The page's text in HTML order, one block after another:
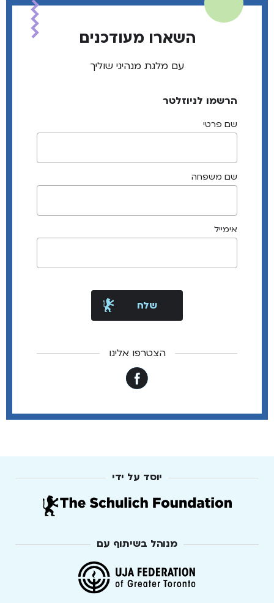
השארו מעודכנים
עם מלגת מנהיגי שוליך
הרשמו לניוזלטר
שם פרטי
שם משפחה
אימייל
הצטרפו אלינו
יוסד על ידי
מנוהל בשיתוף עם